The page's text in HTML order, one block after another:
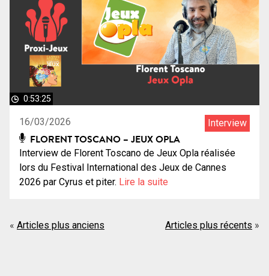
0:53:25
16/03/2026 Interview
FLORENT TOSCANO – JEUX OPLA
Interview de Florent Toscano de Jeux Opla réalisée
lors du Festival International des Jeux de Cannes
2026 par Cyrus et piter. Lire la suite
Navigation
Articles plus anciens Articles plus récents